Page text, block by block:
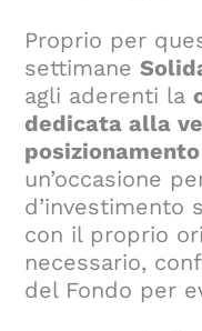
Proprio per
settimane
agli aderenti la
dedicata alla
un’occasione
d’investimento
con il proprio
necessario,
del Fondo per